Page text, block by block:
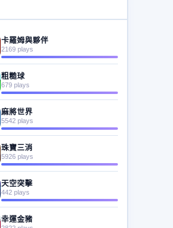
卡羅姆與夥伴
2169 plays
粗糙球
679 plays
麻將世界
5542 plays
珠寶三消
5926 plays
天空突擊
442 plays
幸運金豬